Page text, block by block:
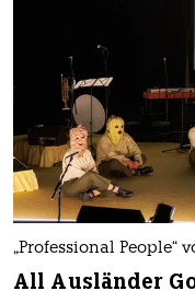
„Professional People“
All Ausländer